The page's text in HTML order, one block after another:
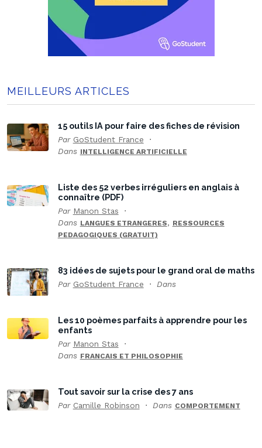
MEILLEURS ARTICLES
15 outils IA pour faire des fiches de révision
Par GoStudent France
Dans INTELLIGENCE ARTIFICIELLE
Liste des 52 verbes irréguliers en anglais à
connaître (PDF)
Par Manon Stas
Dans LANGUES ETRANGERES, RESSOURCES
PEDAGOGIQUES (GRATUIT)
83 idées de sujets pour le grand oral de maths
Par GoStudent France Dans
Les 10 poèmes parfaits à apprendre pour les
enfants
Par Manon Stas
Dans FRANCAIS ET PHILOSOPHIE
Tout savoir sur la crise des 7 ans
Par Camille Robinson Dans COMPORTEMENT